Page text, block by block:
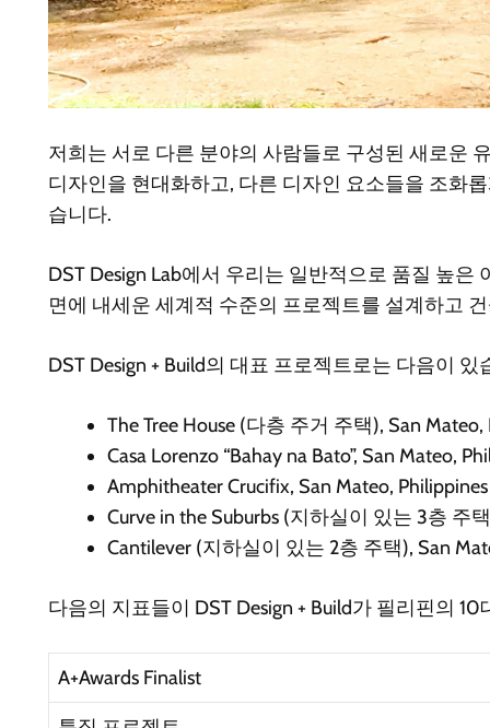
저희는 서로 다른 분야의 사람들로 구성된 새로운
디자인을 현대화하고, 다른 디자인 요소들을 조화
습니다.
DST Design Lab에서 우리는 일반적으로 품질 높
면에 내세운 세계적 수준의 프로젝트를 설계하고
DST Design + Build의 대표 프로젝트로는 다음이 있
The Tree House (다층 주거 주택), San Mateo,
Casa Lorenzo “Bahay na Bato”, San Mateo,
Amphitheater Crucifix, San Mateo, Philippines
Curve in the Suburbs (지하실이 있는 3층 주
Cantilever (지하실이 있는 2층 주택), San
다음의 지표들이 DST Design + Build가 필리핀의
A+Awards Finalist